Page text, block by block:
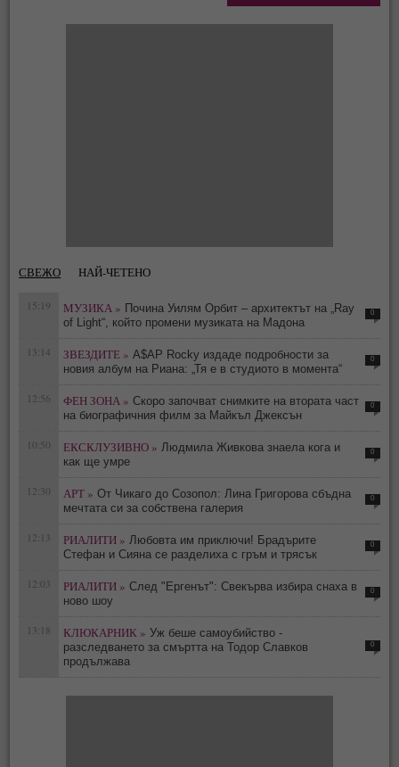
СВЕЖО НАЙ-ЧЕТЕНО
15:19 МУЗИКА » Почина Уилям Орбит – архитектът на „Ray
of Light“, който промени музиката на Мадона
0
13:14 ЗВЕЗДИТЕ » A$AP Rocky издаде подробности за
новия албум на Риана: „Тя е в студиото в момента“
0
12:56 ФЕН ЗОНА » Скоро започват снимките на втората част
на биографичния филм за Майкъл Джексън
0
10:50 ЕКСКЛУЗИВНО » Людмила Живкова знаела кога и
как ще умре
0
12:30 АРТ » От Чикаго до Созопол: Лина Григорова сбъдна
мечтата си за собствена галерия
0
12:13 РИАЛИТИ » Любовта им приключи! Брадърите
Стефан и Сияна се разделиха с гръм и трясък
0
12:03 РИАЛИТИ » След "Ергенът": Свекърва избира снаха в
ново шоу
0
13:18 КЛЮКАРНИК » Уж беше самоубийство -
разследването за смъртта на Тодор Славков
продължава
0